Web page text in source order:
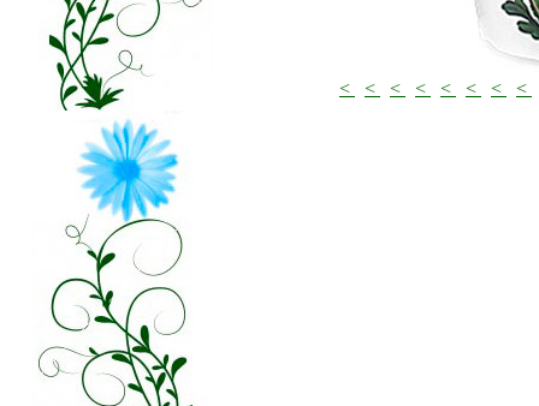
< < < < < < < <